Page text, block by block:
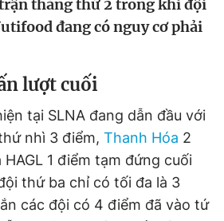
Bạn cần biết
Liên hệ quảng cáo
điện thoại
thắng thứ 2 trong khi đội
đang có nguy cơ phải
lượt cuối
tại SLNA đang dẫn đầu với
nhì 3 điểm, Thanh Hóa 2
1 điểm tạm đứng cuối
thứ ba chỉ có tối đa là 3
các đội có 4 điểm đã vào tứ